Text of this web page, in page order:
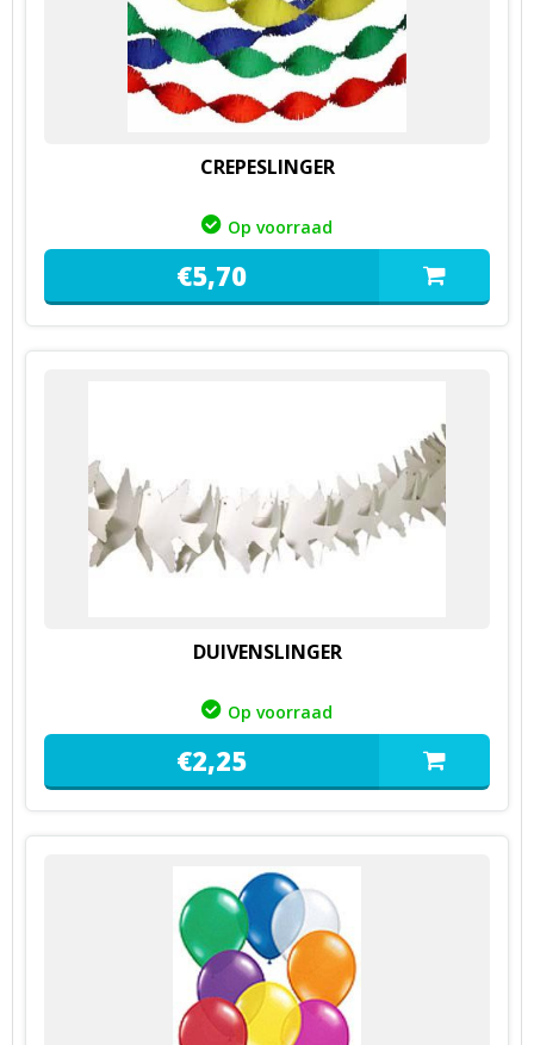
CREPESLINGER
Op voorraad
€5,70
DUIVENSLINGER
Op voorraad
€2,25